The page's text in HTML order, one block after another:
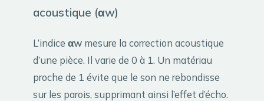
acoustique (αw)
L’indice αw mesure la correction acoustique
d’une pièce. Il varie de 0 à 1. Un matériau
proche de 1 évite que le son ne rebondisse
sur les parois, supprimant ainsi l’effet d’écho.